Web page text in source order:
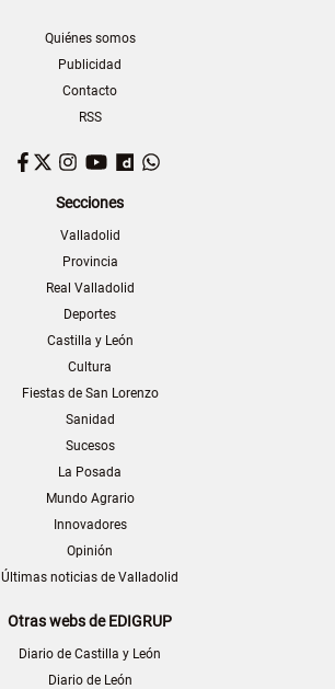
Quiénes somos
Publicidad
Contacto
RSS
Facebook
TwitterInstagram
YouTubeDailymotion
Secciones
Valladolid
Provincia
Real Valladolid
Deportes
Castilla y León
Cultura
Fiestas de San Lorenzo
Sanidad
Sucesos
La Posada
Mundo Agrario
Innovadores
Opinión
Últimas noticias de Valladolid
Otras webs de EDIGRUP
Diario de Castilla y León
Diario de León